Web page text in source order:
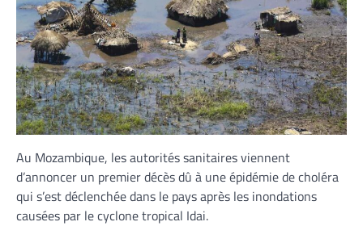
Au Mozambique, les autorités sanitaires viennent
d’annoncer un premier décès dû à une épidémie de choléra
qui s’est déclenchée dans le pays après les inondations
causées par le cyclone tropical Idai.